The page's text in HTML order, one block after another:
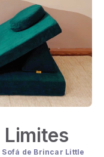
Sofá de Brincar Little